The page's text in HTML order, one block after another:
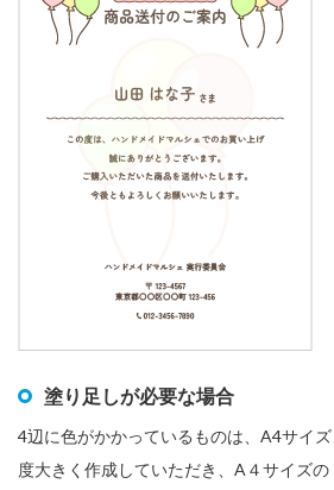
塗り足しが必要な場合
4辺に色がかかっているものは、A4サイ
度大きく作成していただき、A４サイズ